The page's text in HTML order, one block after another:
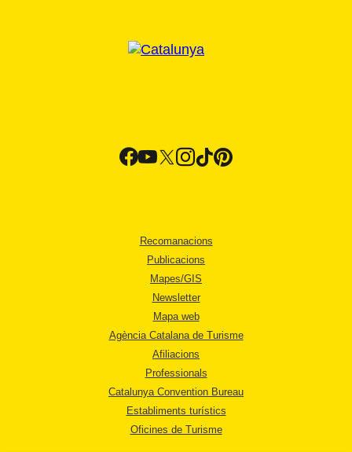
Recomanacions
Publicacions
Mapes/GIS
Newsletter
Mapa web
Agència Catalana de Turisme
Afiliacions
Professionals
Catalunya Convention Bureau
Establiments turístics
Oficines de Turisme